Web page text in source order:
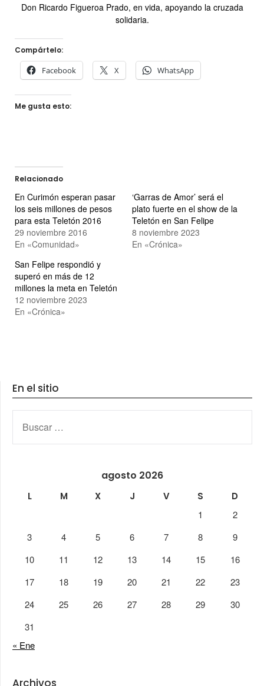
Don Ricardo Figueroa Prado, en vida, apoyando la cruzada
solidaria.
Compártelo:
Facebook X WhatsApp
Me gusta esto:
Relacionado
En Curimón esperan pasar
los seis millones de pesos
para esta Teletón 2016
29 noviembre 2016
En «Comunidad»
‘Garras de Amor’ será el
plato fuerte en el show de la
Teletón en San Felipe
8 noviembre 2023
En «Crónica»
San Felipe respondió y
superó en más de 12
millones la meta en Teletón
12 noviembre 2023
En «Crónica»
En el sitio
agosto 2026
L M X J V S
D
1
2
3
4 5 6 7 8
9
10
11 12 13 14 15
16
17
18 19 20 21 22
23
24
25 26 27 28 29
30
31
« Ene
Archivos